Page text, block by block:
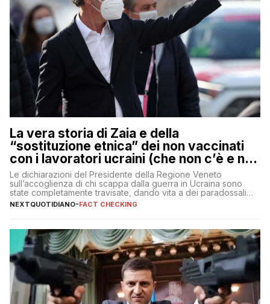
La vera storia di Zaia e della
“sostituzione etnica” dei non vaccinati
con i lavoratori ucraini (che non c’è e non
ci sarà)
Le dichiarazioni del Presidente della Regione Veneto
sull’accoglienza di chi scappa dalla guerra in Ucraina sono
state completamente travisate, dando vita a dei paradossali
falsi che girano sui social
NEXTQUOTIDIANO-FACT CHECKING